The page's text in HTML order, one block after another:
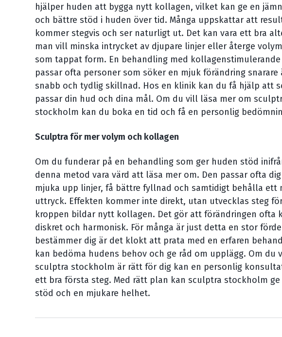
hjälper huden att bygga nytt kollagen, vilket kan ge en
och bättre stöd i huden över tid. Många uppskattar att
kommer stegvis och ser naturligt ut. Det kan vara ett bra
man vill minska intrycket av djupare linjer eller återge
som tappat form. En behandling med
passar ofta personer som söker en mjuk förändring snarare
snabb och tydlig skillnad. Hos en klinik kan du få hjälp att
passar din hud och dina mål. Om du vill läsa mer om
stockholm kan du boka en tid och få en personlig
Sculptra för mer volym och kollagen
Om du funderar på en behandling som ger huden stöd
denna metod vara värd att läsa mer om. Den passar ofta
mjuka upp linjer, få bättre fyllnad och samtidigt behålla ett
uttryck. Effekten kommer inte direkt, utan utvecklas steg
kroppen bildar nytt kollagen. Det gör att förändringen ofta
diskret och harmonisk. För många är just detta en stor
bestämmer dig är det klokt att prata med en erfaren
kan bedöma hudens behov och ge råd om upplägg. Om du
sculptra stockholm är rätt för dig kan en personlig
ett bra första steg. Med rätt plan kan sculptra stockholm
stöd och en mjukare helhet.